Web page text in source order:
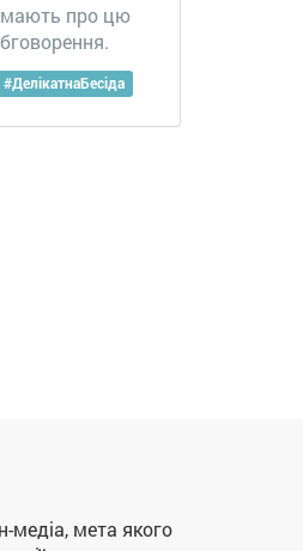
про цю
#ДелікатнаБесіда
медіа, мета якого